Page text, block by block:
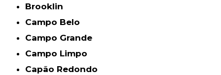
Brooklin
Campo Belo
Campo Grande
Campo Limpo
Capão Redondo